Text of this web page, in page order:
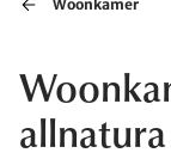
Woonkamer
allnatura